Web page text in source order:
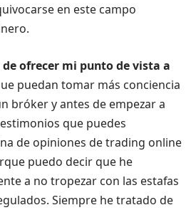
en este campo
ofrecer mi punto de vista a
puedan tomar más conciencia
bróker y antes de empezar a
que puedes
de opiniones de trading online
puedo decir que he
a no tropezar con las estafas
Siempre he tratado de